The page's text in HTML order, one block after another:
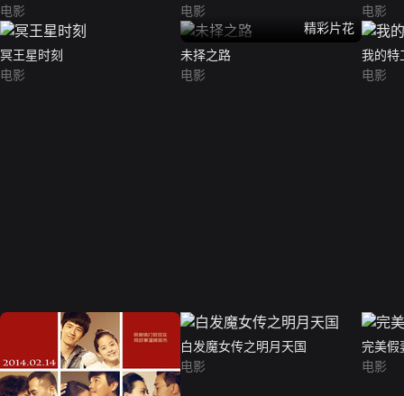
哨》，获得南方盛典“2007年度最具人气男演
07年4月，主演电视剧《大长垣》，饰演男一
演电视剧《倾城之恋》，剧中王学兵突破戏
演为人正直、医术高明的医生“顾明道”。
009年1月，与左小青、刘威等主演少数民族
年，王学兵再度跨界，全新单曲《蜜雪儿de
利剧院开启首演，并于11月起在全国近30座
剧舞台。2018年9月14日，搭档马伊琍主演
先导预告片；同年，参演的陈建斌执导的电影
然出演的犯罪剧情电影《平原上的摩西》上映
电影
电影
电影
冥王星时刻
电影
精彩片花
未择之路
电影
我的特
电影
白发魔女传之明月天国
电影
完美假
电影